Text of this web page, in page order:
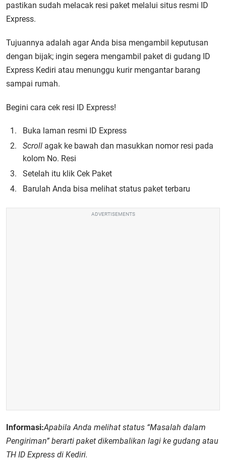
pastikan sudah melacak resi paket melalui situs resmi ID
Express.
Tujuannya adalah agar Anda bisa mengambil keputusan
dengan bijak; ingin segera mengambil paket di gudang ID
Express Kediri atau menunggu kurir mengantar barang
sampai rumah.
Begini cara cek resi ID Express!
Buka laman resmi ID Express
Scroll agak ke bawah dan masukkan nomor resi pada
kolom No. Resi
Setelah itu klik Cek Paket
Barulah Anda bisa melihat status paket terbaru
ADVERTISEMENTS
Informasi:Apabila Anda melihat status “Masalah dalam
Pengiriman” berarti paket dikembalikan lagi ke gudang atau
TH ID Express di Kediri.